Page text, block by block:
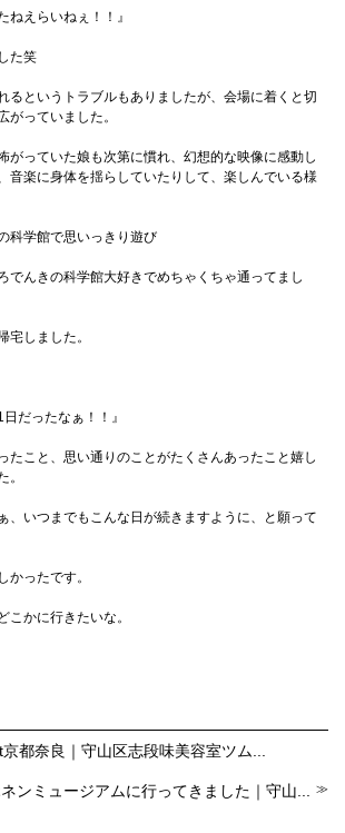
ねえらいねぇ！！』
た笑
るというトラブルもありましたが、会場に着くと切
がっていました。
がっていた娘も次第に慣れ、幻想的な映像に感動し
音楽に身体を揺らしていたりして、楽しんでいる様
科学館で思いっきり遊び
でんきの科学館大好きでめちゃくちゃ通ってまし
宅しました。
だったなぁ！！』
たこと、思い通りのことがたくさんあったこと嬉し
。
、いつまでもこんな日が続きますように、と願って
かったです。
こかに行きたいな。
京都奈良｜守山区志段味美容室ツム...
ネンミュージアムに行ってきました｜守山...